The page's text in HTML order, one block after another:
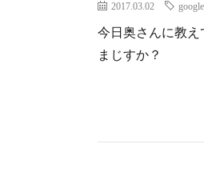
2017.03.02 google
今日奥さんに教え
まじすか？